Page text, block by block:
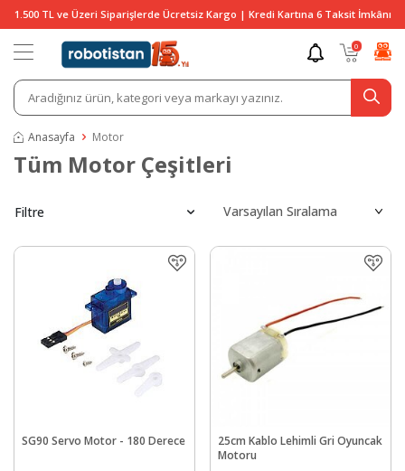
1.500 TL ve Üzeri Siparişlerde Ücretsiz Kargo | Kredi Kartına 6 Taksit İmkânı
0
Anasayfa Motor
Tüm Motor Çeşitleri
Filtre
SG90 Servo Motor - 180 Derece
25cm Kablo Lehimli Gri Oyuncak
Motoru